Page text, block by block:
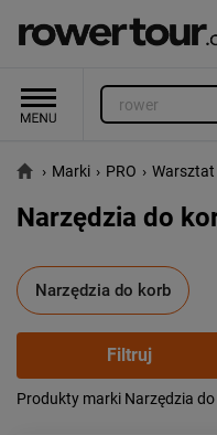
› Marki › PRO › Warsztat
Narzędzia do
Narzędzia do korb
Popularność:
Produkty marki Narzędzia